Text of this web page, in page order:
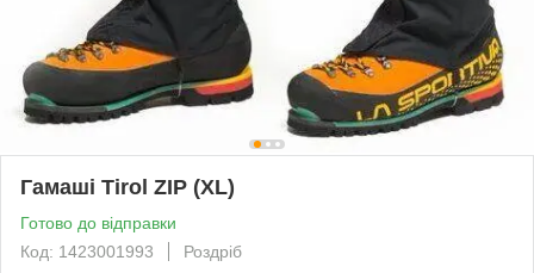
Гамаші Tirol ZIP (XL)
Готово до відправки
Код: 1423001993
Роздріб